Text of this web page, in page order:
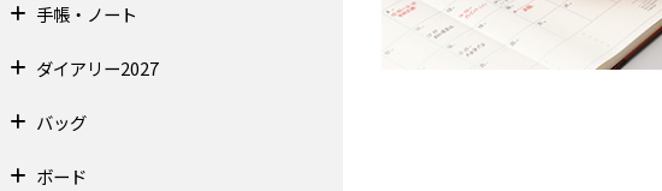
手帳・ノート
ダイアリー2027
バッグ
ボード